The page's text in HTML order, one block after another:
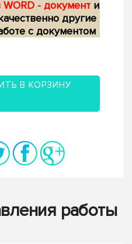
- документ и
другие
с документом
В КОРЗИНУ
работы